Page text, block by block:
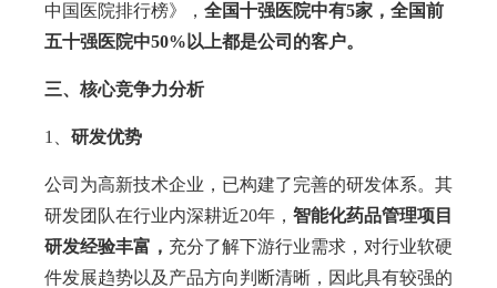
中国医院排行榜》， 全国十强医院中有5家，全国前
五十强医院中50%以上都是公司的客户。
三、核心竞争力分析
1、 研发优势
公司为高新技术企业，已构建了完善的研发体系。其
研发团队在行业内深耕近20年， 智能化药品管理项目
研发经验丰富， 充分了解下游行业需求，对行业软硬
件发展趋势以及产品方向判断清晰，因此具有较强的